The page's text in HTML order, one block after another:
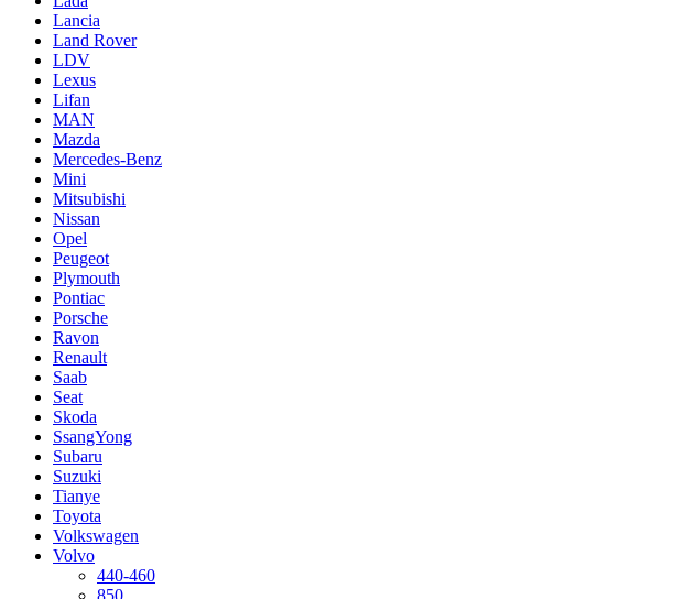
Lancia
Land Rover
LDV
Lexus
Lifan
MAN
Mazda
Mercedes-Benz
Mini
Mitsubishi
Nissan
Opel
Peugeot
Plymouth
Pontiac
Porsche
Ravon
Renault
Saab
Seat
Skoda
SsangYong
Subaru
Suzuki
Tianye
Toyota
Volkswagen
Volvo
440-460